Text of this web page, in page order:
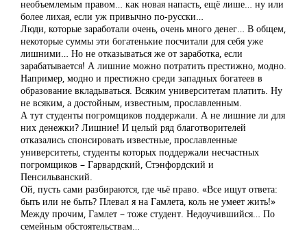
необъемлемым правом… как новая напасть, ещё лише… ну или
более лихая, если уж привычно по-русски…
Люди, которые заработали очень, очень много денег… В общем,
некоторые суммы эти богатенькие посчитали для себя уже
лишними… Но не отказываться же от заработка, если
зарабатывается! А лишние можно потратить престижно, модно.
Например, модно и престижно среди западных богатеев в
образование вкладываться. Всяким университетам платить. Ну
не всяким, а достойным, известным, прославленным.
А тут студенты погромщиков поддержали. А не лишние ли для
них денежки? Лишние! И целый ряд благотворителей
отказались спонсировать известные, прославленные
университеты, студенты которых поддержали несчастных
погромщиков – Гарвардский, Стэнфордский и
Пенсильванский.
Ой, пусть сами разбираются, где чьё право. «Все ищут ответа:
быть или не быть? Плевал я на Гамлета, коль не умеет жить!»
Между прочим, Гамлет – тоже студент. Недоучившийся… По
семейным обстоятельствам…